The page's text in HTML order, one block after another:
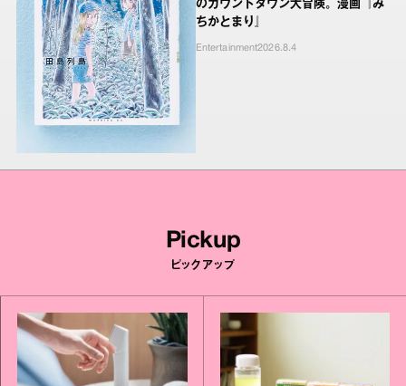
のカウントダウン大冒険。漫画『み
ちかとまり』
Entertainment2026.8.4
Pickup
ピックアップ